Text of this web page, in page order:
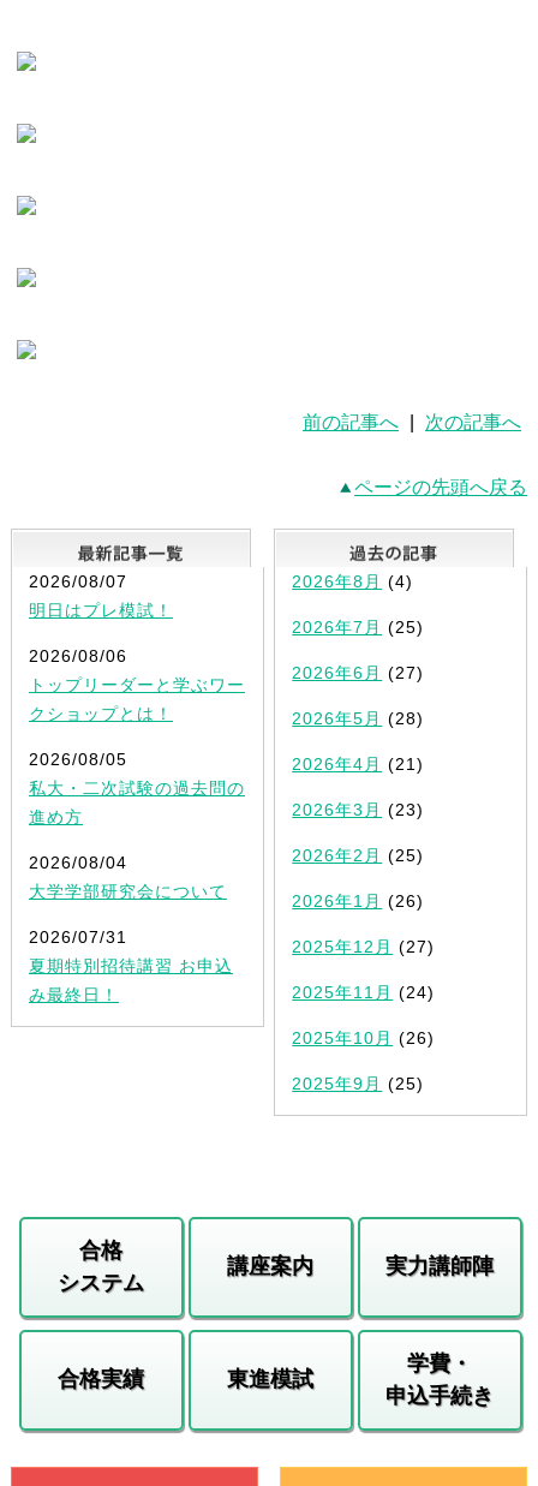
前の記事へ 次の記事へ
ページの先頭へ戻る
最新記事一覧
2026/08/07
明日はプレ模試！
2026/08/06
トップリーダーと学ぶワー
クショップとは！
2026/08/05
私大・二次試験の過去問の
進め方
2026/08/04
大学学部研究会について
2026/07/31
夏期特別招待講習 お申込
み最終日！
2026年8月 (4)
2026年7月 (25)
2026年6月 (27)
2026年5月 (28)
2026年4月 (21)
2026年3月 (23)
2026年2月 (25)
2026年1月 (26)
2025年12月 (27)
2025年11月 (24)
2025年10月 (26)
2025年9月 (25)
合格
システム
講座案内 実力講師陣
合格実績 東進模試
学費・
申込手続き